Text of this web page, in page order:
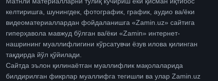
келтиришга, шунингдек, фотографик, график, аудио ва/ёки
видеоматериаллардан фойдаланишга «Zamin.uz» сайтига
гиперҳавола мавжуд бўлган ва/ёки «Zamin» интернет-
нашрининг муаллифлигини кўрсатувчи ёзув илова қилинган
тақдирда йўл қўйилади.
Сайтда эълон қилинаётган муаллифлик мақолаларида
билдирилган фикрлар муаллифга тегишли ва улар Zamin.uz